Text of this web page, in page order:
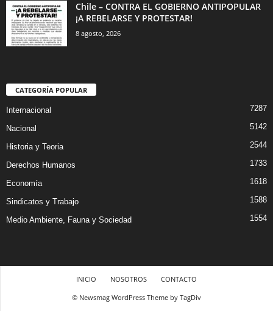
Chile – CONTRA EL GOBIERNO ANTIPOPULAR
¡A REBELARSE Y PROTESTAR!
8 agosto, 2026
CATEGORÍA POPULAR
Internacional 7287
Nacional 5142
Historia y Teoria 2544
Derechos Humanos 1733
Economía 1618
Sindicatos y Trabajo 1588
Medio Ambiente, Fauna y Sociedad 1554
INICIO NOSOTROS
CONTACTO
© Newsmag WordPress Theme by TagDiv